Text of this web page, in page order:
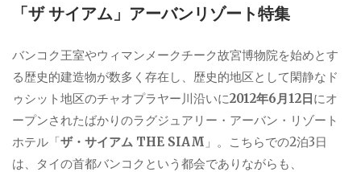
「ザ サイアム」アーバンリゾート特集
バンコク王室やウィマンメークチーク故宮博物院を始めとす
る歴史的建造物が数多く存在し、歴史的地区として閑静なド
ゥシット地区のチャオプラヤー川沿いに2012年6月12日にオ
ープンされたばかりのラグジュアリー・アーバン・リゾート
ホテル「ザ・サイアム THE SIAM 」。こちらでの2泊3日
は、タイの首都バンコクという都会でありながらも、